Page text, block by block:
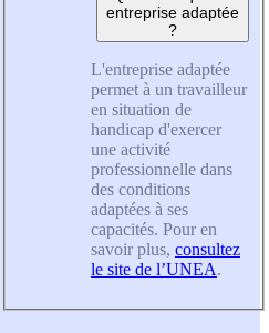
entreprise adaptée
?
L'entreprise adaptée
permet à un travailleur
en situation de
handicap d'exercer
une activité
professionnelle dans
des conditions
adaptées à ses
capacités. Pour en
savoir plus, consultez
le site de l’UNEA.